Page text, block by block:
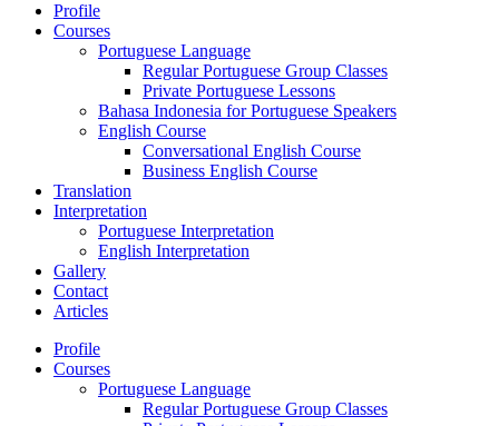
Profile
Courses
Portuguese Language
Regular Portuguese Group Classes
Private Portuguese Lessons
Bahasa Indonesia for Portuguese Speakers
English Course
Conversational English Course
Business English Course
Translation
Interpretation
Portuguese Interpretation
English Interpretation
Gallery
Contact
Articles
Profile
Courses
Portuguese Language
Regular Portuguese Group Classes